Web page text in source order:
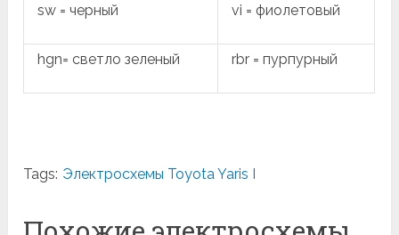
sw = черный vi = фиолетовый
hgn= светло зеленый rbr = пурпурный
Tags: Электросхемы Toyota Yaris I